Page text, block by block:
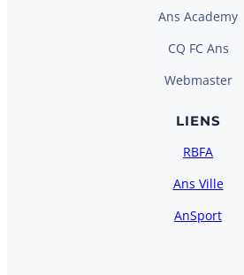
Ans Academy
CQ FC Ans
Webmaster
LIENS
RBFA
Ans Ville
AnSport